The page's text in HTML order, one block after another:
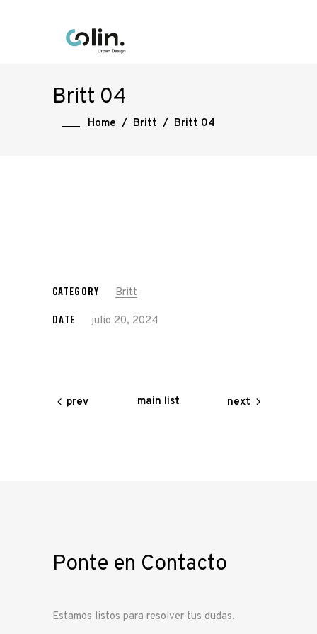
Britt 04
Home / Britt / Britt 04
CATEGORY Britt
DATE julio 20, 2024
prev main list next
Ponte en Contacto
Estamos listos para resolver tus dudas.